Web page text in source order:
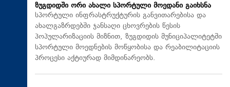
ზუგდიდში ორი ახალი სპორტული მოედანი გაიხსნა
სპორტული ინფრასტრუქტურის განვითარებისა და
ახალგაზრდებში ჯანსაღი ცხოვრების წესის
პოპულარიზაციის მიზნით, ზუგდიდის მუნიციპალიტეტში
სპორტული მოედნების მოწყობისა და რეაბილიტაციის
პროცესი აქტიურად მიმდინარეობს.